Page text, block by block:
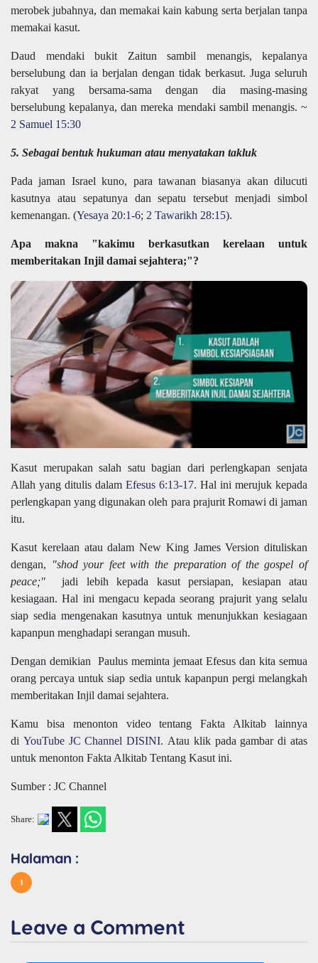
merobek jubahnya, dan memakai kain kabung serta berjalan tanpa
memakai kasut.
Daud mendaki bukit Zaitun sambil menangis, kepalanya
berselubung dan ia berjalan dengan tidak berkasut. Juga seluruh
rakyat yang bersama-sama dengan dia masing-masing
berselubung kepalanya, dan mereka mendaki sambil menangis. ~
2 Samuel 15:30
5. Sebagai bentuk hukuman atau menyatakan takluk
Pada jaman Israel kuno, para tawanan biasanya akan dilucuti
kasutnya atau sepatunya dan sepatu tersebut menjadi simbol
kemenangan. (Yesaya 20:1-6; 2 Tawarikh 28:15).
Apa makna "kakimu berkasutkan kerelaan untuk
memberitakan Injil damai sejahtera;"?
Kasut merupakan salah satu bagian dari perlengkapan senjata
Allah yang ditulis dalam Efesus 6:13-17. Hal ini merujuk kepada
perlengkapan yang digunakan oleh para prajurit Romawi di jaman
itu.
Kasut kerelaan atau dalam New King James Version dituliskan
dengan, "shod your feet with the preparation of the gospel of
peace;"
jadi lebih kepada kasut persiapan, kesiapan atau
kesiagaan. Hal ini mengacu kepada seorang prajurit yang selalu
siap sedia mengenakan kasutnya untuk menunjukkan kesiagaan
kapanpun menghadapi serangan musuh.
Dengan demikian Paulus meminta jemaat Efesus dan kita semua
orang percaya untuk siap sedia untuk kapanpun pergi melangkah
memberitakan Injil damai sejahtera.
Kamu bisa menonton video tentang Fakta Alkitab lainnya
di YouTube JC Channel DISINI. Atau klik pada gambar di atas
untuk menonton Fakta Alkitab Tentang Kasut ini.
Sumber : JC Channel
Share:
Halaman :
1
Leave a Comment